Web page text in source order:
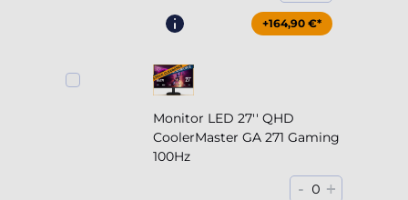
+164,90 €*
Monitor LED 27'' QHD
CoolerMaster GA 271 Gaming
100Hz
- 0 +